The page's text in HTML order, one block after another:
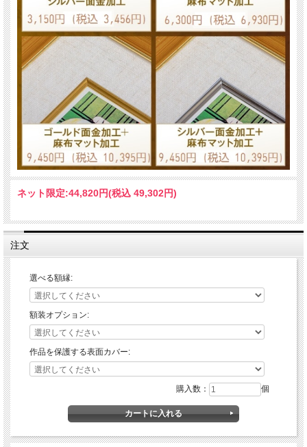
ネット限定:44,820円(税込 49,302円)
注文
選べる額縁:
額装オプション:
作品を保護する表面カバー:
購入数： 個